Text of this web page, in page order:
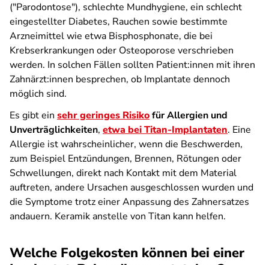
("Parodontose"), schlechte Mundhygiene, ein schlecht
eingestellter Diabetes, Rauchen sowie bestimmte
Arzneimittel wie etwa Bisphosphonate, die bei
Krebserkrankungen oder Osteoporose verschrieben
werden. In solchen Fällen sollten Patient:innen mit ihren
Zahnärzt:innen besprechen, ob Implantate dennoch
möglich sind.
Es gibt ein sehr geringes Risikofür Allergien und
Unverträglichkeiten, etwa bei Titan-Implantaten. Eine
Allergie ist wahrscheinlicher, wenn die Beschwerden,
zum Beispiel Entzündungen, Brennen, Rötungen oder
Schwellungen, direkt nach Kontakt mit dem Material
auftreten, andere Ursachen ausgeschlossen wurden und
die Symptome trotz einer Anpassung des Zahnersatzes
andauern. Keramik anstelle von Titan kann helfen.
Welche Folgekosten können bei einer